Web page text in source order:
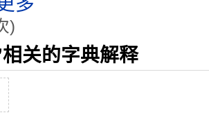
)
关的字典解释